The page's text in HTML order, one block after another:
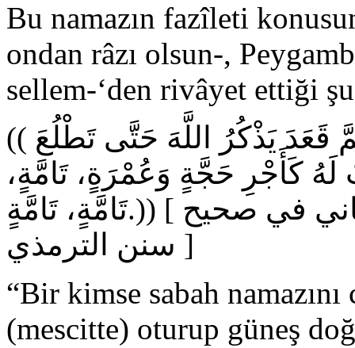
Bu namazın fazîleti
ondan râzı olsun-,
sellem-‘den rivâyet ettiği
(( مَنْ صَلَّى الْغَدَاةَ فِي جَمَاعَةٍ، ثُمَّ قَعَدَ يَذْكُرُ اللَّهَ حَتَّى تَطْلُعَ
كَأَجْرِ حَجَّةٍ وَعُمْرَةٍ، تَامَّةٍ،
تَامَّةٍ، تَامَّةٍ.)) [ رواه الترمذي، وحسنه الشيخ الألباني في صحيح
سنن الترمذي ]
“Bir kimse sabah
(mescitte) oturup güneş